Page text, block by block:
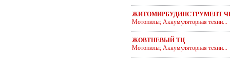
ЖИТОМИРБУДИНСТРУМЕНТ
Мотопилы; Аккумуляторная техни...
ЖОВТНЕВЫЙ ТЦ
Мотопилы; Аккумуляторная техни...